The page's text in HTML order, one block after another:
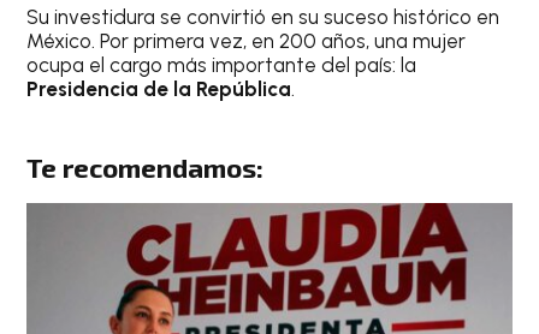
Su investidura se convirtió en su suceso histórico en
México. Por primera vez, en 200 años, una mujer
ocupa el cargo más importante del país: la
Presidencia de la República.
Te recomendamos: